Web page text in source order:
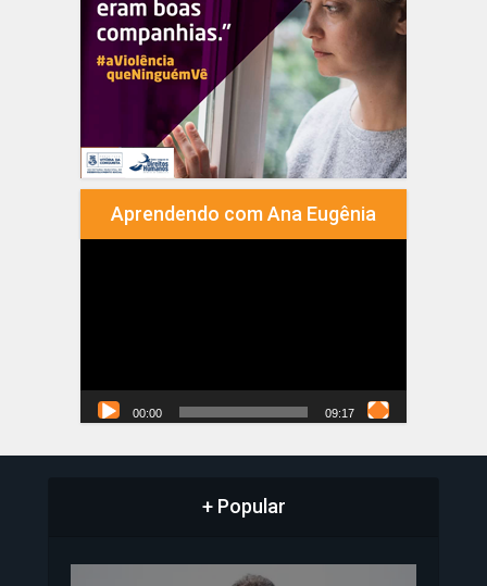
Aprendendo com Ana Eugênia
00:00 09:17
+ Popular